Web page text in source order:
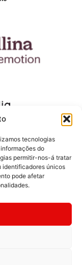
tecnologias
do
permitir-nos-á tratar
identificadores únicos
pode afetar
| Fotos: Ivan